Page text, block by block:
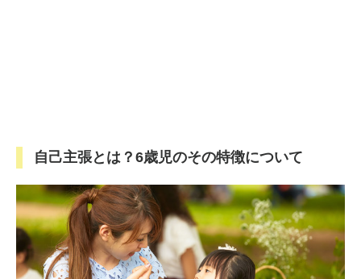
自己主張とは？6歳児のその特徴について